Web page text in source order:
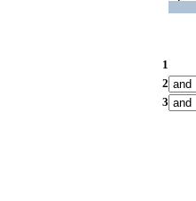
1
2
3